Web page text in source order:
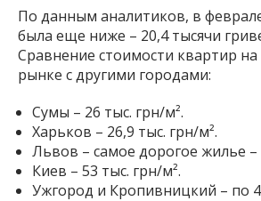
По данным аналитиков, в
была еще ниже – 20,4 тысячи
Сравнение стоимости квартир
рынке с другими городами:
Сумы – 26 тыс. грн/м².
Харьков – 26,9 тыс. грн/м².
Львов – самое дорогое жилье –
Киев – 53 тыс. грн/м².
Ужгород и Кропивницкий – по